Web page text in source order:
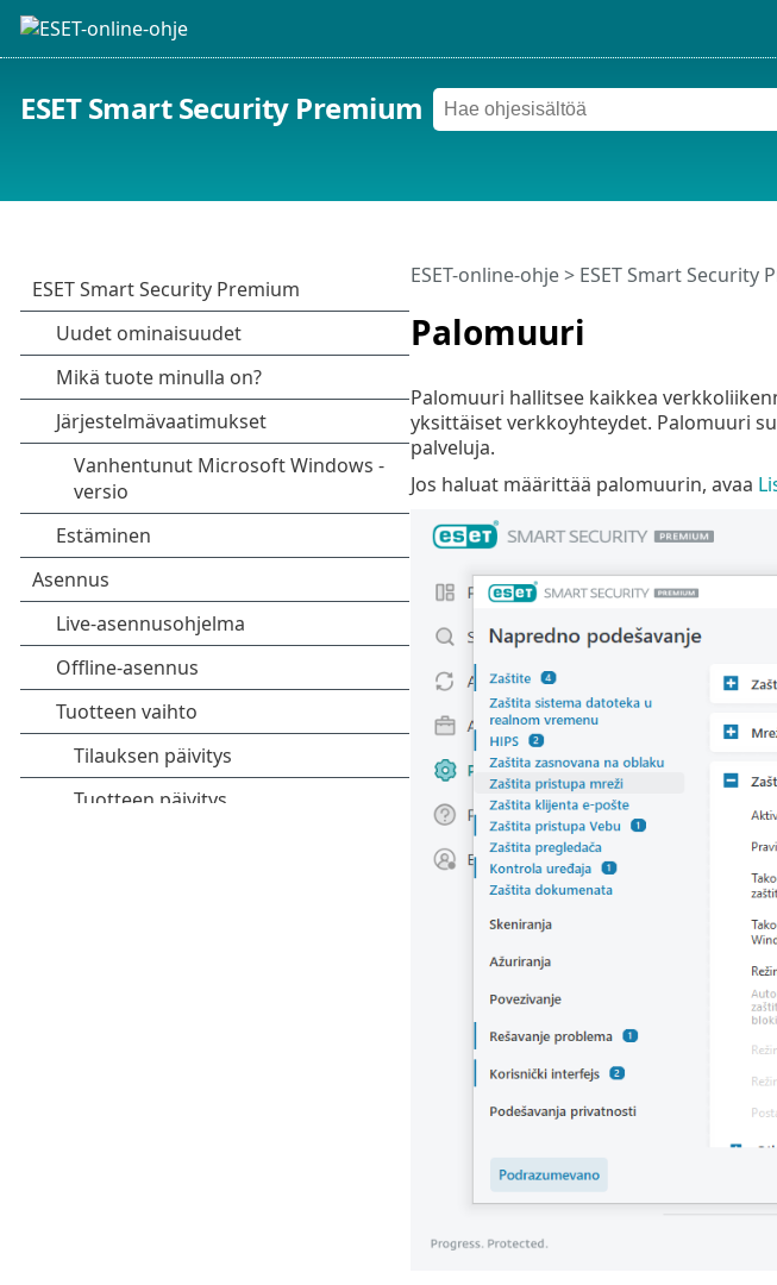
ESET Smart Security Premium
Palomuuri
ESET-online-ohje> ESET Smart Security
Palomuuri hallitsee kaikkea
yksittäiset verkkoyhteydet. Palomuuri
palveluja.
Jos haluat määrittää palomuurin, avaa